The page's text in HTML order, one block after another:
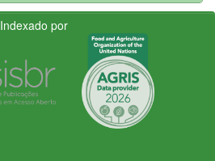
Indexado por